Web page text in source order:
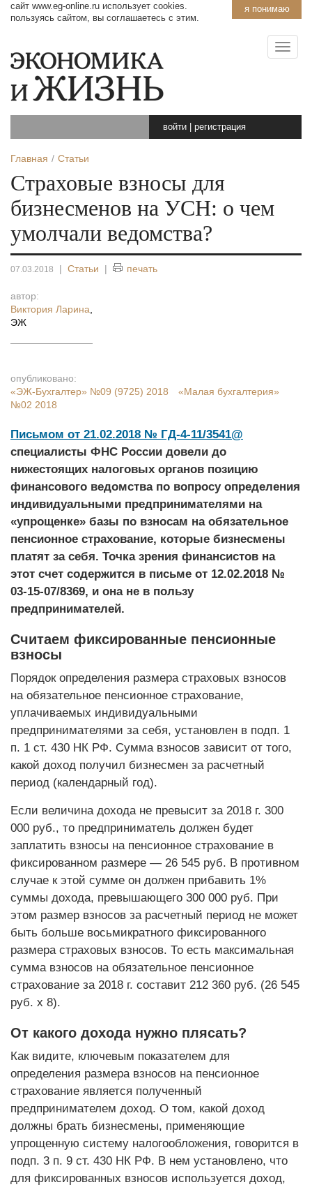
я понимаю
сайт www.eg-online.ru использует cookies.
пользуясь сайтом, вы соглашаетесь с этим.
войти регистрация
Главная Статьи
Страховые взносы для
бизнесменов на УСН: о чем
умолчали ведомства?
07.03.2018 | Статьи | печать
автор:
Виктория Ларина
ЭЖ
опубликовано:
«ЭЖ-Бухгалтер» №09 (9725) 2018
«Малая бухгалтерия»
№02 2018
Письмом от 21.02.2018 № ГД-4-11/3541@
специалисты ФНС России довели до
нижестоящих налоговых органов позицию
финансового ведомства по вопросу определения
индивидуальными предпринимателями на
«упрощенке» базы по взносам на обязательное
пенсионное страхование, которые бизнесмены
платят за себя. Точка зрения финансистов на
этот счет содержится в письме от 12.02.2018 №
03-15-07/8369, и она не в пользу
предпринимателей.
Считаем фиксированные пенсионные
взносы
Порядок определения размера страховых взносов
на обязательное пенсионное страхование,
уплачиваемых индивидуальными
предпринимателями за себя, установлен в подп. 1
п. 1 ст. 430 НК РФ. Сумма взносов зависит от того,
какой доход получил бизнесмен за расчетный
период (календарный год).
Если величина дохода не превысит за 2018 г. 300
000 руб., то предприниматель должен будет
заплатить взносы на пенсионное страхование в
фиксированном размере — 26 545 руб. В противном
случае к этой сумме он должен прибавить 1%
суммы дохода, превышающего 300 000 руб. При
этом размер взносов за расчетный период не может
быть больше восьмикратного фиксированного
размера страховых взносов. То есть максимальная
сумма взносов на обязательное пенсионное
страхование за 2018 г. составит 212 360 руб. (26 545
руб. х 8).
От какого дохода нужно плясать?
Как видите, ключевым показателем для
определения размера взносов на пенсионное
страхование является полученный
предпринимателем доход. О том, какой доход
должны брать бизнесмены, применяющие
упрощенную систему налогообложения, говорится в
подп. 3 п. 9 ст. 430 НК РФ. В нем установлено, что
для фиксированных взносов используется доход,